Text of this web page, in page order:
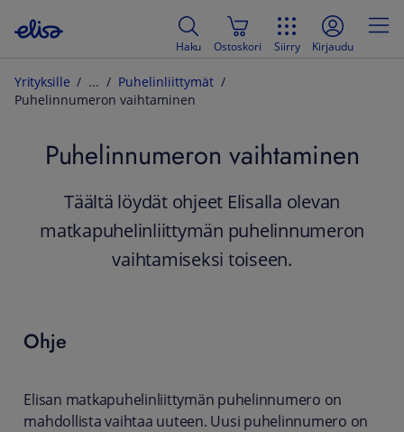
Haku Ostoskori Siirry Kirjaudu
Yrityksille
Puhelinliittymät
Puhelinnumeron vaihtaminen
Puhelinnumeron vaihtaminen
Täältä löydät ohjeet Elisalla olevan
matkapuhelinliittymän puhelinnumeron
vaihtamiseksi toiseen.
Ohje
Elisan matkapuhelinliittymän puhelinnumero on
mahdollista vaihtaa uuteen. Uusi puhelinnumero on